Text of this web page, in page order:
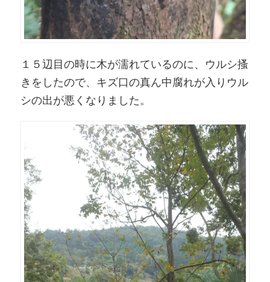
１５辺目の時に木が濡れているのに、ウルシ搔
きをしたので、キズ口の真ん中腐れが入りウル
シの出が悪くなりました。